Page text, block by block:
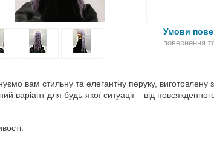
повернення
вам стильну та елегантну перуку, виготовлену
варіант для будь-якої ситуації – від